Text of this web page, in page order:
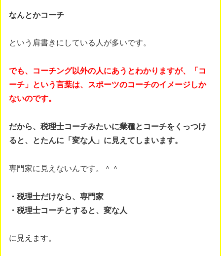
なんとかコーチ
という肩書きにしている人が多いです。
でも、コーチング以外の人にあうとわかりますが、「コ
ーチ」という言葉は、スポーツのコーチのイメージしか
ないのです。
だから、税理士コーチみたいに業種とコーチをくっつけ
ると、とたんに「変な人」に見えてしまいます。
専門家に見えないんです。＾＾
・税理士だけなら、専門家
・税理士コーチとすると、変な人
に見えます。